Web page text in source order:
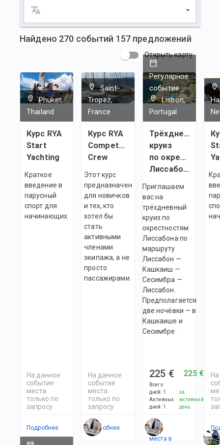
Найдено 270 событий 157 предложений
Открыть карту
Phuket,
Thailand
Курс RYA
Start
Yachting
Краткое
введение в
парусный
спорт для
начинающих.
На данное
событие
места
только по
запросу
Подробнее
Saint-
Tropez,
France
Курс RYA
Competent
Crew
Этот курс
предназначен
для новичков
и тех, кто
хотел бы
стать
активными
членами
экипажа, а не
просто
пассажирами.
На данное
событие
места
только по
запросу
Подробнее
Регулярное
событие
Lisbon,
Portugal
Трёхдневный
круиз
по окрестностям
Лиссабона
Приглашаем
вас на
трёхдневный
круиз по
окрестностям
Лиссабона по
маршруту
Лиссабон —
Кашкаиш —
Сесимбра —
Лиссабон.
Предполагается
две ночёвки — в
Кашкаише и
Сесимбре.
225 €
Всего
дней: 1
Активных
дней: 1
225 €
за
активный
день
Есть
места в